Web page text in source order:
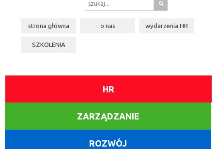
s
strona główna o nas wydarzeniaHR
SZKOLENIA
HR
ZARZĄDZANIE
ROZWÓJ